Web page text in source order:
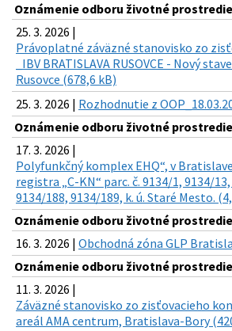
Oznámenie odboru životné
25. 3. 2026 |
Právoplatné záväzné stanovisko zo
_IBV BRATISLAVA RUSOVCE - Nový
Rusovce (678,6 kB)
25. 3. 2026 | Rozhodnutie z
Oznámenie odboru životné
17. 3. 2026 |
Polyfunkčný komplex EHQ“, v
registra „C-KN“ parc. č. 9134/1, 9134/
9134/188, 9134/189, k. ú. Staré Mesto.
Oznámenie odboru životné
16. 3. 2026 | Obchodná zóna GLP
Oznámenie odboru životné
11. 3. 2026 |
Záväzné stanovisko zo zisťovacieho
areál AMA centrum, Bratislava-Bory